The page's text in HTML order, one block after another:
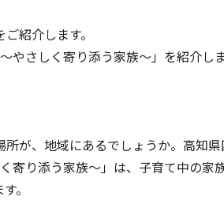
紹介します。
さしく寄り添う家族～」を紹介しま
所が、地域にあるでしょうか。高知
寄り添う家族～」は、子育て中の
。